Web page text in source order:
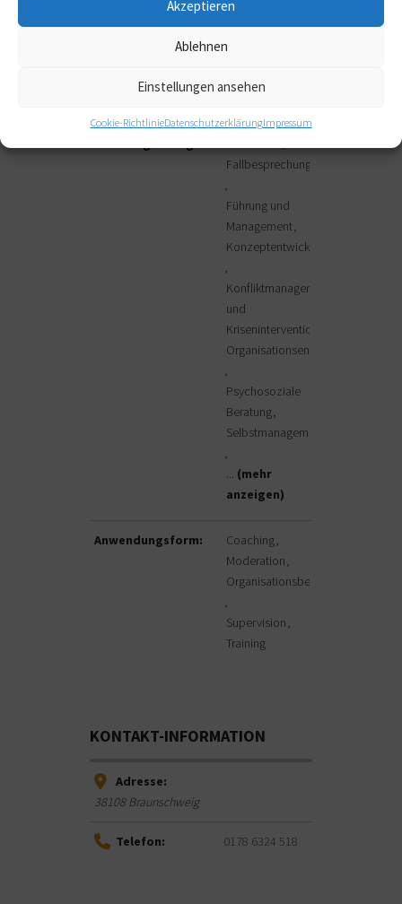
Akzeptieren
Ablehnen
Einstellungen ansehen
Cookie-RichtlinieDatenschutzerklärungImpressum
Vorschulische
Bildung
Fallbesprechung
Führung und
Management
Konzeptentwicklung
Konfliktmanagement
und
Krisenintervention
Organisationsentwicklung
Psychosoziale
Beratung
Selbstmanagement
... (mehr
anzeigen)
Anwendungsform:
Coaching
Moderation
Organisationsberatung
Supervision
Training
KONTAKT-INFORMATION
Adresse:
38108Braunschweig
Telefon: 0178 6324 518